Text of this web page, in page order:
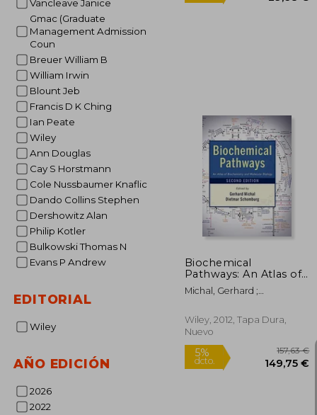
Vancleave Janice
Gmac (Graduate
Management Admission
Coun
Breuer William B
William Irwin
Blount Jeb
Francis D K Ching
Ian Peate
Wiley
Ann Douglas
Cay S Horstmann
Cole Nussbaumer Knaflic
Dando Collins Stephen
Dershowitz Alan
Philip Kotler
Bulkowski Thomas N
Evans P Andrew
EDITORIAL
Wiley
AÑO EDICIÓN
2026
2022
5%
dcto.
Biochemical
Pathways: An Atlas of
Biochemistry and
Molecular Biology (en
Michal, Gerhard ;
Wiley, 2012, Tapa Dura,
Nuevo